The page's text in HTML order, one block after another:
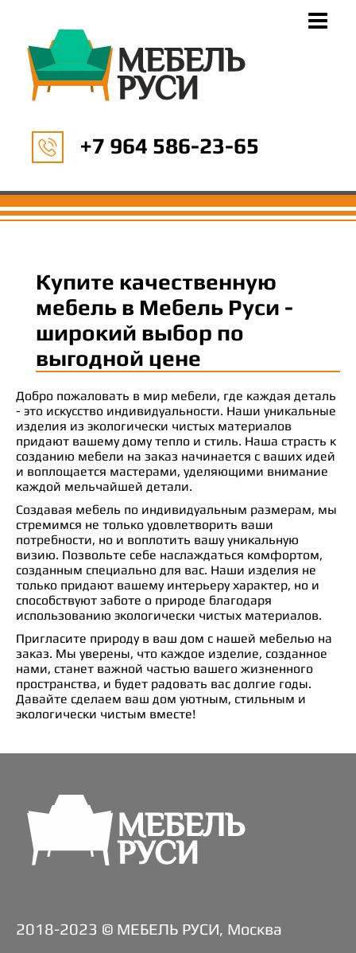
+7 964 586-23-65
Купите качественную
мебель в Мебель Руси -
широкий выбор по
выгодной цене
Добро пожаловать в мир мебели, где каждая деталь
- это искусство индивидуальности. Наши уникальные
изделия из экологически чистых материалов
придают вашему дому тепло и стиль. Наша страсть к
созданию мебели на заказ начинается с ваших идей
и воплощается мастерами, уделяющими внимание
каждой мельчайшей детали.
Создавая мебель по индивидуальным размерам, мы
стремимся не только удовлетворить ваши
потребности, но и воплотить вашу уникальную
визию. Позвольте себе наслаждаться комфортом,
созданным специально для вас. Наши изделия не
только придают вашему интерьеру характер, но и
способствуют заботе о природе благодаря
использованию экологически чистых материалов.
Пригласите природу в ваш дом с нашей мебелью на
заказ. Мы уверены, что каждое изделие, созданное
нами, станет важной частью вашего жизненного
пространства, и будет радовать вас долгие годы.
Давайте сделаем ваш дом уютным, стильным и
экологически чистым вместе!
2018-2023 © МЕБЕЛЬ РУСИ, Москва